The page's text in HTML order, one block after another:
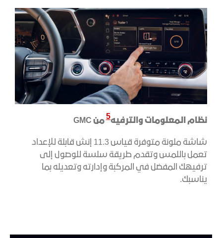
نظام المعلومات والترفيه5من GMC
شاشة ملونة متوفرة قياس 11.3 إنش قابلة للإعداد
تعمل باللمس وتقدم طريقة سلسة للوصول إلى
ترفيهك المفضل في المركبة وإدارته وتعديله بما
يناسبك.